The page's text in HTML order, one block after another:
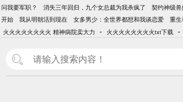
问我要军职？
消失三年回归，九个女总裁为我杀疯了 契约神级兽
开始
我从明朝活到现在 女多男少：全世界都想和我谈恋爱 重
火火火火火火火火 精神病院卖大力 - 火火火火火火火火txt下载 -